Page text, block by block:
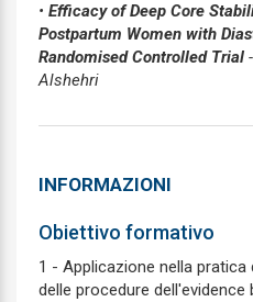
• Efficacy of Deep Core
Postpartum Women with
Randomised Controlled Trial
Alshehri
INFORMAZIONI
Obiettivo formativo
1 - Applicazione nella pratica
delle procedure dell'evidence